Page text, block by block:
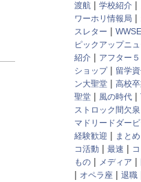
渡航 | 学校紹介 |
ワーホリ情報局 |
スレター | WWSE
ピックアップニ
紹介 | アフター５
ショップ| 留学
ン大聖堂 | 高校
聖堂 | 風の時代 |
ストロック間欠泉
マドリードダー
経験歓迎 | まとめ
コ活動 | 最速 |
もの | メディア |
| オペラ座 | 退職